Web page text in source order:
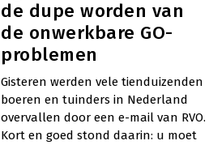
de dupe worden van
de onwerkbare GO-
problemen
Gisteren werden vele tienduizenden
boeren en tuinders in Nederland
overvallen door een e-mail van RVO.
Kort en goed stond daarin: u moet